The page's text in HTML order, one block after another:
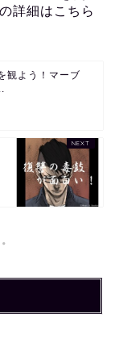
詳細はこちら
観よう！マーブ